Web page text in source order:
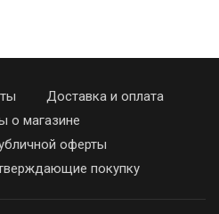
Доставка и оплата
о магазине
оферты
покупку